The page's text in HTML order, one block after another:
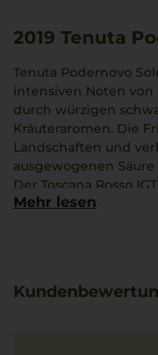
2019 Tenuta
Tenuta Podernovo
intensiven Noten von
durch würzigen
Kräuteraromen. Die
Landschaften und
ausgewogenen Säure
Der Toscana Rosso
Finish, das den
Mehr lesen